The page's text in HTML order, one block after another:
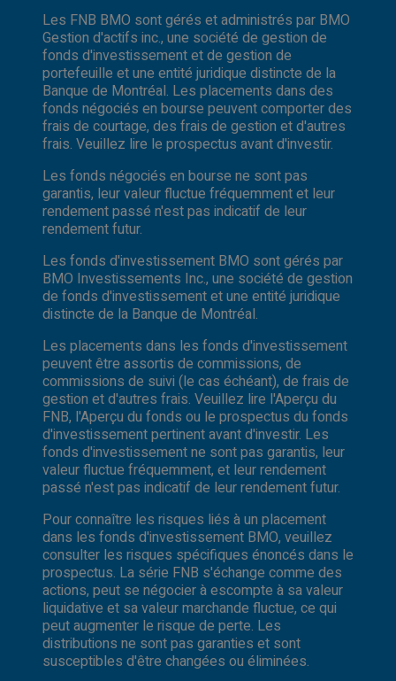
Les FNB BMO sont gérés et administrés par BMO
Gestion d'actifs inc., une société de gestion de
fonds d'investissement et de gestion de
portefeuille et une entité juridique distincte de la
Banque de Montréal. Les placements dans des
fonds négociés en bourse peuvent comporter des
frais de courtage, des frais de gestion et d'autres
frais. Veuillez lire le prospectus avant d'investir.
Les fonds négociés en bourse ne sont pas
garantis, leur valeur fluctue fréquemment et leur
rendement passé n'est pas indicatif de leur
rendement futur.
Les fonds d'investissement BMO sont gérés par
BMO Investissements Inc., une société de gestion
de fonds d'investissement et une entité juridique
distincte de la Banque de Montréal.
Les placements dans les fonds d'investissement
peuvent être assortis de commissions, de
commissions de suivi (le cas échéant), de frais de
gestion et d'autres frais. Veuillez lire l'Aperçu du
FNB, l'Aperçu du fonds ou le prospectus du fonds
d'investissement pertinent avant d'investir. Les
fonds d'investissement ne sont pas garantis, leur
valeur fluctue fréquemment, et leur rendement
passé n'est pas indicatif de leur rendement futur.
Pour connaître les risques liés à un placement
dans les fonds d'investissement BMO, veuillez
consulter les risques spécifiques énoncés dans le
prospectus. La série FNB s'échange comme des
actions, peut se négocier à escompte à sa valeur
liquidative et sa valeur marchande fluctue, ce qui
peut augmenter le risque de perte. Les
distributions ne sont pas garanties et sont
susceptibles d'être changées ou éliminées.